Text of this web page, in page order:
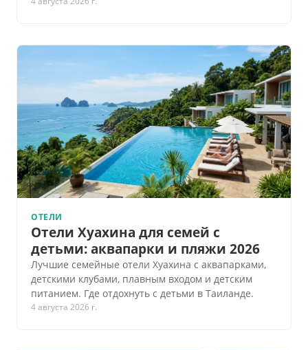
ОТЕЛИ
Отели Хуахина для семей с
детьми: аквапарки и пляжи 2026
Лучшие семейные отели Хуахина с аквапарками,
детскими клубами, плавным входом и детским
питанием. Где отдохнуть с детьми в Таиланде.
4 августа 2026 г.